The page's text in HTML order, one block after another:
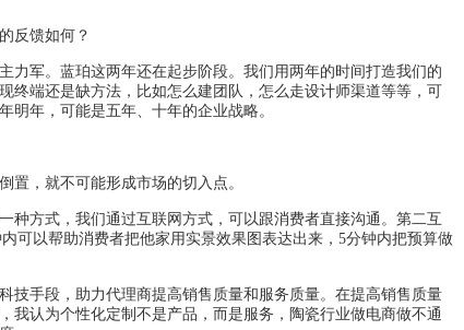
反馈如何？
军。蓝珀这两年还在起步阶段。我们用两年的时间打造我们的
终端还是缺方法，比如怎么建团队，怎么走设计师渠道等等，可
年，可能是五年、十年的企业战略。
，就不可能形成市场的切入点。
方式，我们通过互联网方式，可以跟消费者直接沟通。第二互
可以帮助消费者把他家用实景效果图表达出来，5分钟内把预算做
手段，助力代理商提高销售质量和服务质量。在提高销售质量
认为个性化定制不是产品，而是服务，陶瓷行业做电商做不通